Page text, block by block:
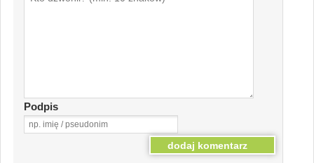
Podpis